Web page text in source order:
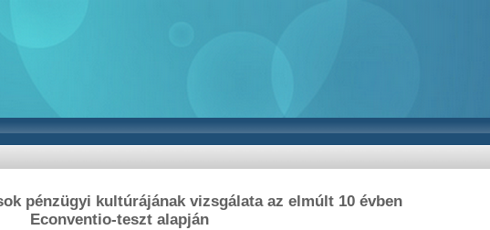
pénzügyi kultúrájának vizsgálata az elmúlt 10 évben
Econventio-teszt alapján